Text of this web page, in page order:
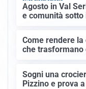
Agosto in Val
e comunità sotto
Come rendere
che trasformano
Sogni una
Pizzino e prova